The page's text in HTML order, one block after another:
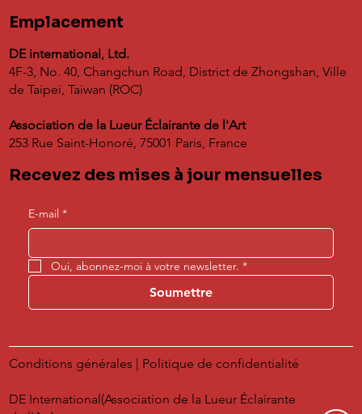
Emplacement
DE international, Ltd.
4F-3, No. 40, Changchun Road, District de Zhongshan, Ville
de Taipei, Taiwan (ROC)
Association de la Lueur Éclairante de l'Art
253 Rue Saint-Honoré, 75001 Paris, France
Recevez des mises à jour mensuelles
E-mail *
Oui, abonnez-moi à votre newsletter. *
Soumettre
Conditions générales | Politique de confidentialité
DE International(Association de la Lueur Éclairante